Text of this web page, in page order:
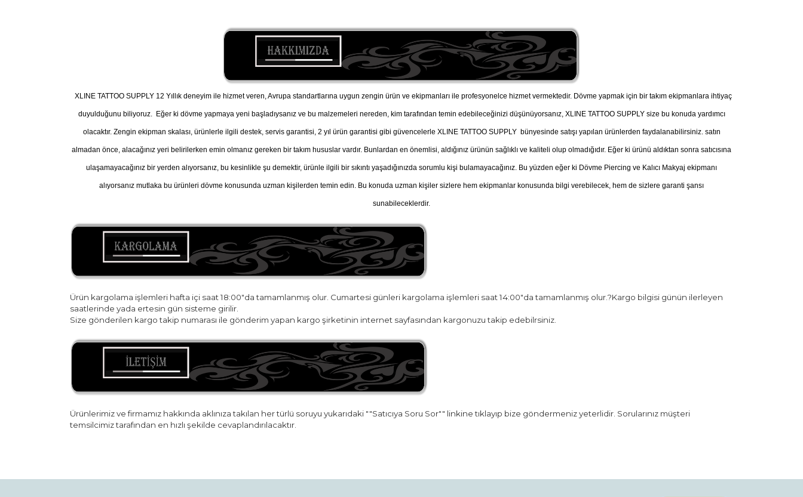
XLINE TATTOO SUPPLY 12 Yıllık deneyim ile hizmet veren, Avrupa standartlarına uygun zengin ürün ve ekipmanları ile profesyonelce hizmet vermektedir. Dövme yapmak için bir takım ekipmanlara ihtiyaç
duyulduğunu biliyoruz. Eğer ki dövme yapmaya yeni başladıysanız ve bu malzemeleri nereden, kim tarafından temin edebileceğinizi düşünüyorsanız, XLINE TATTOO SUPPLY size bu konuda yardımcı
olacaktır. Zengin ekipman skalası, ürünlerle ilgili destek, servis garantisi, 2 yıl ürün garantisi gibi güvencelerle XLINE TATTOO SUPPLY bünyesinde satışı yapılan ürünlerden faydalanabilirsiniz. satın
almadan önce, alacağınız yeri belirilerken emin olmanız gereken bir takım hususlar vardır. Bunlardan en önemlisi, aldığınız ürünün sağlıklı ve kaliteli olup olmadığıdır. Eğer ki ürünü aldıktan sonra satıcısına
ulaşamayacağınız bir yerden alıyorsanız, bu kesinlikle şu demektir, ürünle ilgili bir sıkıntı yaşadığınızda sorumlu kişi bulamayacağınız. Bu yüzden eğer ki Dövme Piercing ve Kalıcı Makyaj ekipmanı
alıyorsanız mutlaka bu ürünleri dövme konusunda uzman kişilerden temin edin. Bu konuda uzman kişiler sizlere hem ekipmanlar konusunda bilgi verebilecek, hem de sizlere garanti şansı
sunabileceklerdir.
Ürün kargolama işlemleri hafta içi saat 18:00"da tamamlanmış olur. Cumartesi günleri kargolama işlemleri saat 14:00"da tamamlanmış olur.?Kargo bilgisi günün ilerleyen
saatlerinde yada ertesin gün sisteme girilir.
Size gönderilen kargo takip numarası ile gönderim yapan kargo şirketinin internet sayfasından kargonuzu takip edebilrsiniz.
Ürünlerimiz ve firmamız hakkında aklınıza takılan her türlü soruyu yukarıdaki ""Satıcıya Soru Sor"" linkine tıklayıp bize göndermeniz yeterlidir. Sorularınız müşteri
temsilcimiz tarafından en hızlı şekilde cevaplandırılacaktır.
Görüş ve önerileriniz için teşekkür ederiz.